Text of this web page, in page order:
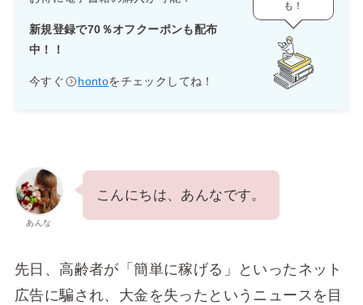
新規登録で70％オフクーポンも配布
中！！
今すぐ hontoをチェックしてね！
も！
あんな
こんにちは、あんなです。
先日、高齢者が「簡単に稼げる」といったネット
広告に騙され、大金を失ったというニュースを目